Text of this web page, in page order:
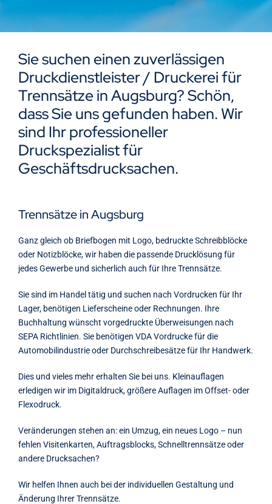
Techniklexikon
Kontakt
Sie suchen einen zuverlässigen
Druckdienstleister / Druckerei für
Trennsätze in Augsburg? Schön,
dass Sie uns gefunden haben. Wir
sind Ihr professioneller
Druckspezialist für
Geschäftsdrucksachen.
Trennsätze in Augsburg
Ganz gleich ob Briefbogen mit Logo, bedruckte Schreibblöcke
oder Notizblöcke, wir haben die passende Drucklösung für
jedes Gewerbe und sicherlich auch für Ihre Trennsätze.
Sie sind im Handel tätig und suchen nach Vordrucken für Ihr
Lager, benötigen Lieferscheine oder Rechnungen. Ihre
Buchhaltung wünscht vorgedruckte Überweisungen nach
SEPA Richtlinien. Sie benötigen VDA Vordrucke für die
Automobilindustrie oder Durchschreibesätze für Ihr Handwerk.
Dies und vieles mehr erhalten Sie bei uns. Kleinauflagen
erledigen wir im Digitaldruck, größere Auflagen im Offset- oder
Flexodruck.
Veränderungen stehen an: ein Umzug, ein neues Logo – nun
fehlen Visitenkarten, Auftragsblocks, Schnelltrennsätze oder
andere Drucksachen?
Wir helfen Ihnen auch bei der individuellen Gestaltung und
Änderung Ihrer Trennsätze.